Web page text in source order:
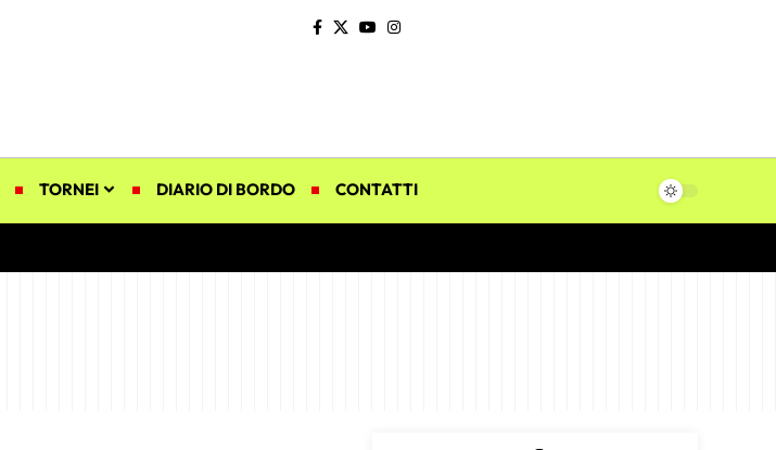
TORNEI DIARIO DI BORDO CONTATTI